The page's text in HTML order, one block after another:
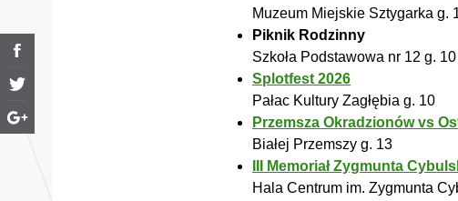
Muzeum Miejskie Sztygarka g.
Piknik Rodzinny
Szkoła Podstawowa nr 12 g. 10
Splotfest 2026
Pałac Kultury Zagłębia g. 10
Przemsza Okradzionów vs
Białej Przemszy g. 13
III Memoriał Zygmunta
Hala Centrum im. Zygmunta